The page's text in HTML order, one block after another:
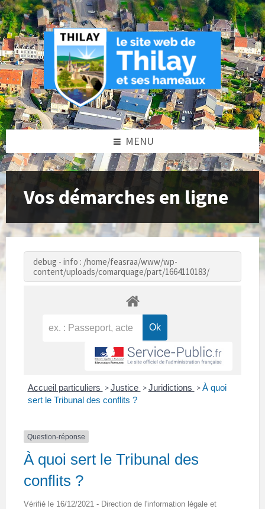
Skip
to
content
Skip
to
left
sidebar
Skip
to
footer
MENU
Vos démarches en ligne
debug - info : /home/feasraa/www/wp-
content/uploads/comarquage/part/1664110183/
Accueil particuliers > Justice > Juridictions > À quoi
sert le Tribunal des conflits ?
Question-réponse
À quoi sert le Tribunal des
conflits ?
Vérifié le 16/12/2021 - Direction de l'information légale et